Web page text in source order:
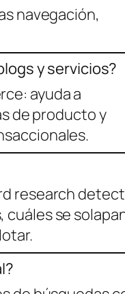
navegación,
y servicios?
ayuda a
de producto y
research
cuáles se